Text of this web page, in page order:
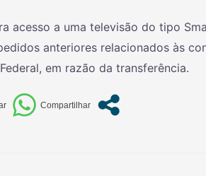
acesso a uma televisão do tipo
anteriores relacionados às
em razão da transferência.